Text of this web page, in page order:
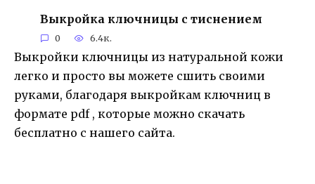
Выкройка ключницы с тиснением
0 6.4к.
Выкройки ключницы из натуральной кожи
легко и просто вы можете сшить своими
руками, благодаря выкройкам ключниц в
формате pdf , которые можно скачать
бесплатно с нашего сайта.